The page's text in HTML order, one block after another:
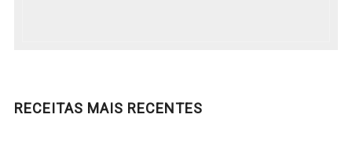
RECEITAS MAIS RECENTES